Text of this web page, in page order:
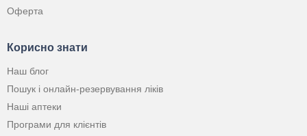
Оферта
Корисно знати
Наш блог
Пошук і онлайн-резервування ліків
Наші аптеки
Програми для клієнтів